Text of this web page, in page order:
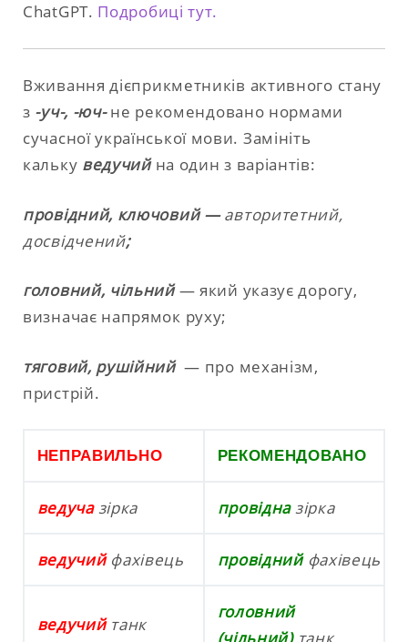
ChatGPT. Подробиці тут.
Вживання дієприкметників активного стану
з -уч-, -юч-не рекомендовано нормами
сучасної української мови. Замініть
кальку ведучий на один з варіантів:
провідний, ключовий —авторитетний,
досвідчений;
головний, чільний— який указує дорогу,
визначає напрямок руху;
тяговий, рушійний— про механізм,
пристрій.
НЕПРАВИЛЬНО РЕКОМЕНДОВАНО
ведуча зірка провідна зірка
ведучийфахівець провідний фахівець
ведучий танк
головний